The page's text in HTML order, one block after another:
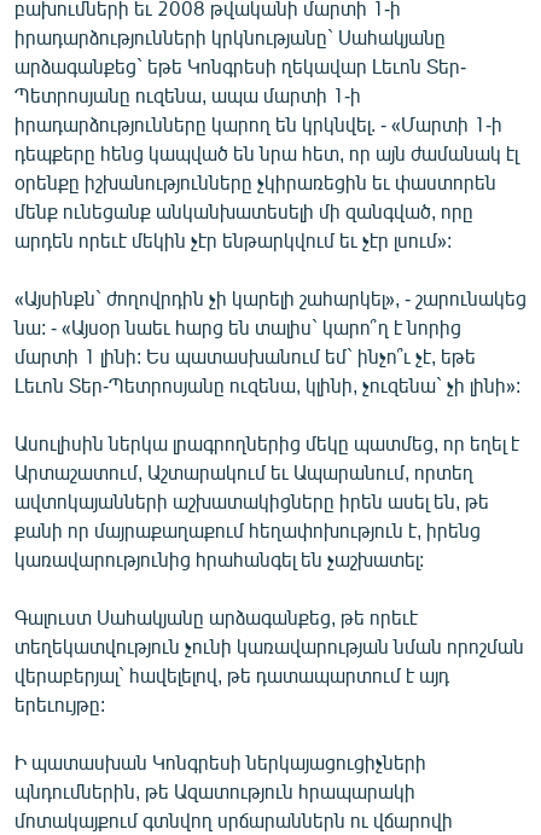
բախումների եւ 2008 թվականի մարտի 1-ի
իրադարձությունների կրկնությանը` Սահակյանը
արձագանքեց` եթե Կոնգրեսի ղեկավար Լեւոն Տեր-
Պետրոսյանը ուզենա, ապա մարտի 1-ի
իրադարձությունները կարող են կրկնվել. - «Մարտի 1-ի
դեպքերը հենց կապված են նրա հետ, որ այն ժամանակ էլ
օրենքը իշխանությունները չկիրառեցին եւ փաստորեն
մենք ունեցանք անկանխատեսելի մի զանգված, որը
արդեն որեւէ մեկին չէր ենթարկվում եւ չէր լսում»:
«Այսինքն` ժողովրդին չի կարելի շահարկել», - շարունակեց
նա: - «Այսօր նաեւ հարց են տալիս` կարո՞ղ է նորից
մարտի 1 լինի: Ես պատասխանում եմ` ինչո՞ւ չէ, եթե
Լեւոն Տեր-Պետրոսյանը ուզենա, կլինի, չուզենա` չի լինի»:
Ասուլիսին ներկա լրագրողներից մեկը պատմեց, որ եղել է
Արտաշատում, Աշտարակում եւ Ապարանում, որտեղ
ավտոկայանների աշխատակիցները իրեն ասել են, թե
քանի որ մայրաքաղաքում հեղափոխություն է, իրենց
կառավարությունից հրահանգել են չաշխատել:
Գալուստ Սահակյանը արձագանքեց, թե որեւէ
տեղեկատվություն չունի կառավարության նման որոշման
վերաբերյալ` հավելելով, թե դատապարտում է այդ
երեւույթը:
Ի պատասխան Կոնգրեսի ներկայացուցիչների
պնդումներին, թե Ազատություն հրապարակի
մոտակայքում գտնվող սրճարաններն ու վճարովի